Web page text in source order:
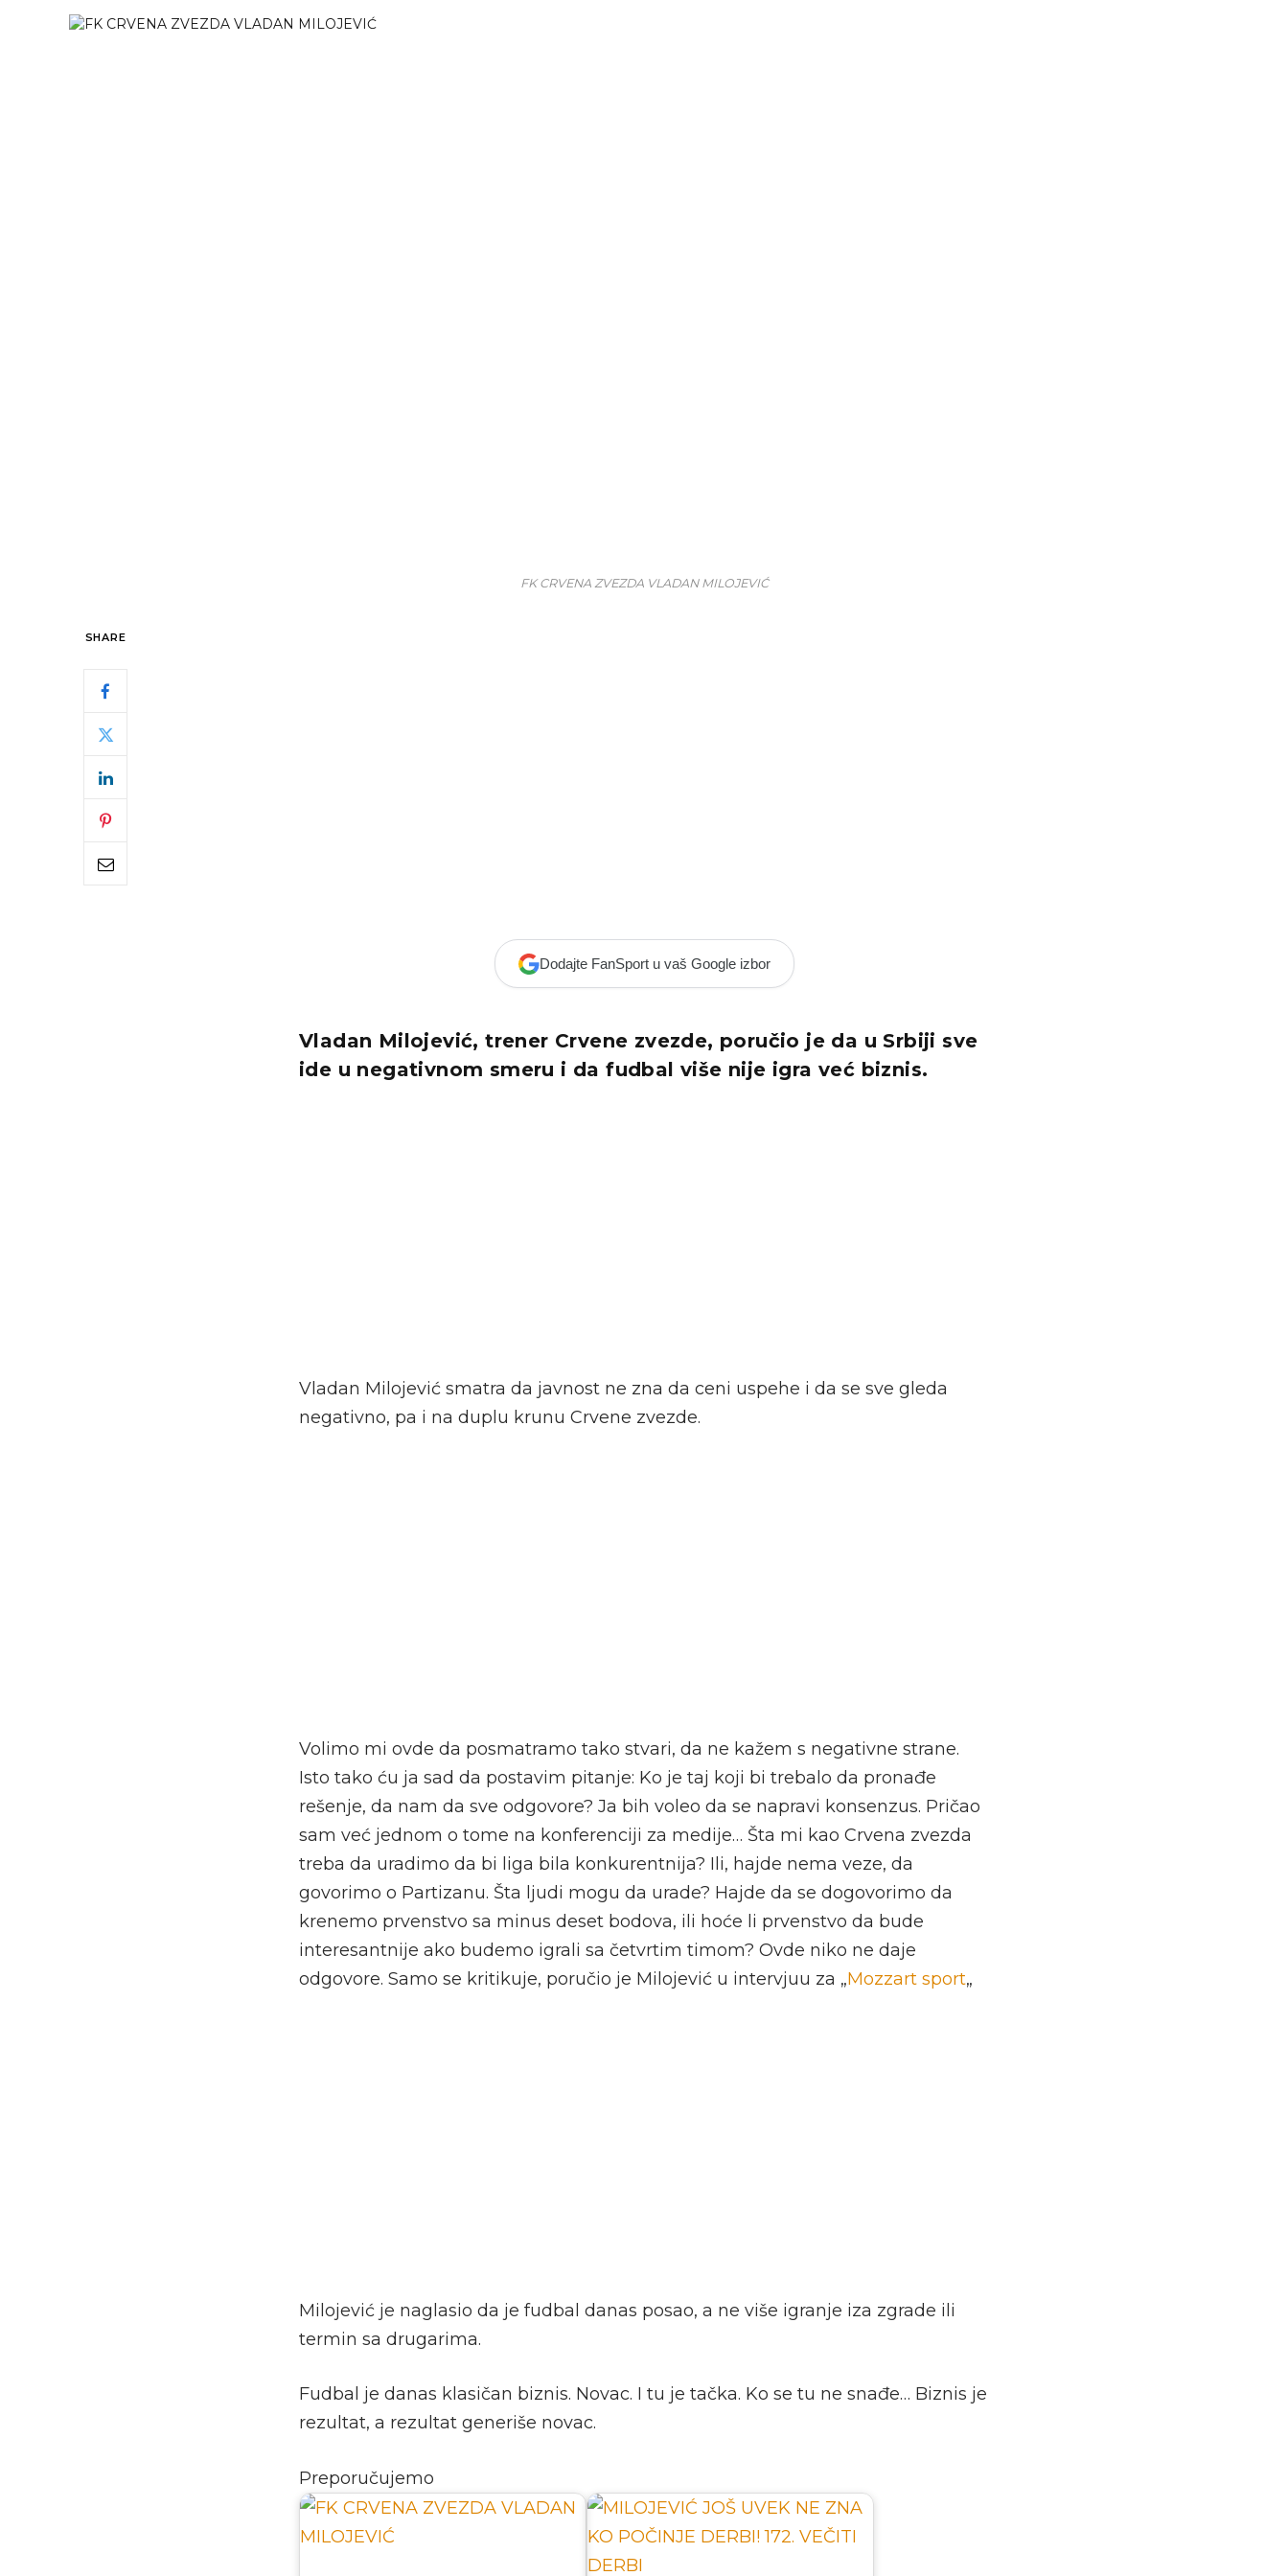
FK CRVENA ZVEZDA VLADAN MILOJEVIĆ
SHARE
Dodajte FanSport u vaš Google izbor
Vladan Milojević, trener Crvene zvezde, poručio je da u Srbiji sve
ide u negativnom smeru i da fudbal više nije igra već biznis.
Vladan Milojević smatra da javnost ne zna da ceni uspehe i da se sve gleda
negativno, pa i na duplu krunu Crvene zvezde.
Volimo mi ovde da posmatramo tako stvari, da ne kažem s negativne strane.
Isto tako ću ja sad da postavim pitanje: Ko je taj koji bi trebalo da pronađe
rešenje, da nam da sve odgovore? Ja bih voleo da se napravi konsenzus. Pričao
sam već jednom o tome na konferenciji za medije… Šta mi kao Crvena zvezda
treba da uradimo da bi liga bila konkurentnija? Ili, hajde nema veze, da
govorimo o Partizanu. Šta ljudi mogu da urade? Hajde da se dogovorimo da
krenemo prvenstvo sa minus deset bodova, ili hoće li prvenstvo da bude
interesantnije ako budemo igrali sa četvrtim timom? Ovde niko ne daje
odgovore. Samo se kritikuje, poručio je Milojević u intervjuu za „Mozzart sport„
Milojević je naglasio da je fudbal danas posao, a ne više igranje iza zgrade ili
termin sa drugarima.
Fudbal je danas klasičan biznis. Novac. I tu je tačka. Ko se tu ne snađe… Biznis je
rezultat, a rezultat generiše novac.
Preporučujemo